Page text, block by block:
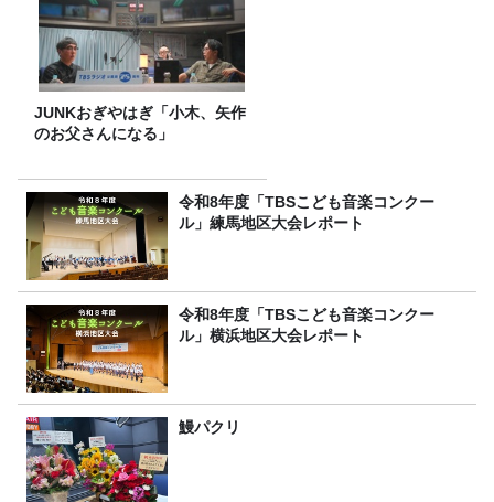
JUNKおぎやはぎ「小木、矢作
のお父さんになる」
令和8年度「TBSこども音楽コンクー
ル」練馬地区大会レポート
令和8年度「TBSこども音楽コンクー
ル」横浜地区大会レポート
鰻パクリ